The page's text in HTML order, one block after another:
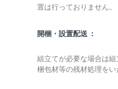
置は行っておりません。
開梱・設置配送
組立てが必要な場合は組
梱包材等の残材処理をい